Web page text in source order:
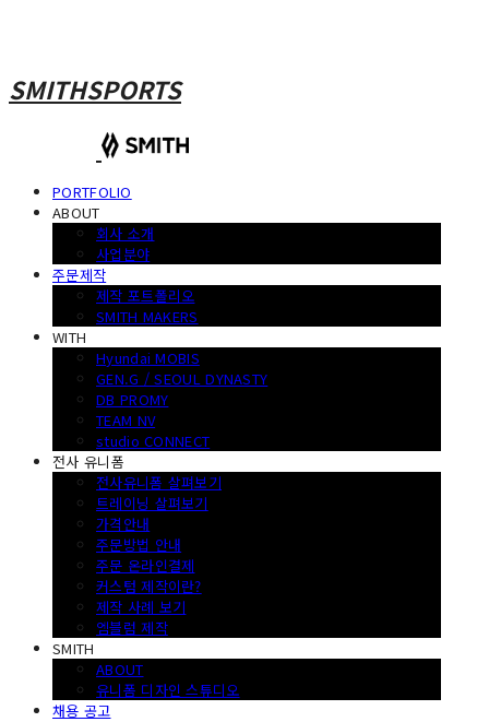
SMITHSPORTS
PORTFOLIO
ABOUT
회사 소개
사업분야
주문제작
제작 포트폴리오
SMITH MAKERS
WITH
Hyundai MOBIS
GEN.G / SEOUL DYNASTY
DB PROMY
TEAM NV
studio CONNECT
전사 유니폼
전사유니폼 살펴보기
트레이닝 살펴보기
가격안내
주문방법 안내
주문 온라인결제
커스텀 제작이란?
제작 사례 보기
엠블럼 제작
SMITH
ABOUT
유니폼 디자인 스튜디오
채용 공고